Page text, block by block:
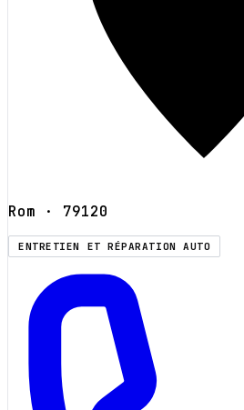
Rom · 79120
ENTRETIEN ET RÉPARATION AUTO